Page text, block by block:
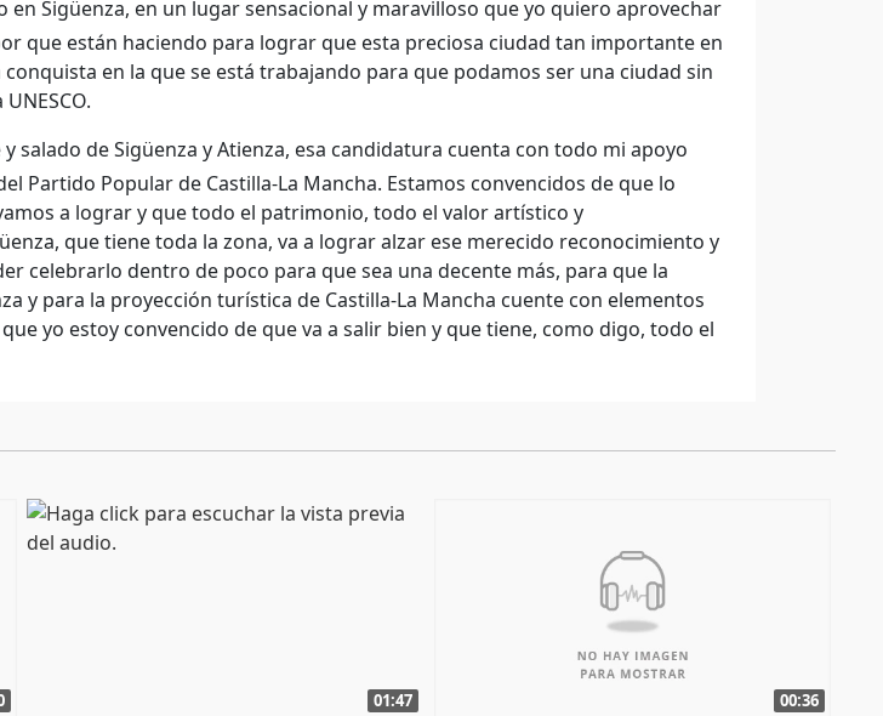
en Sigüenza, en un lugar sensacional y maravilloso que yo quiero aprovechar
que están haciendo para lograr que esta preciosa ciudad tan importante en
en la que se está trabajando para que podamos ser una ciudad sin
y salado de Sigüenza y Atienza, esa candidatura cuenta con todo mi apoyo
Partido Popular de Castilla-La Mancha. Estamos convencidos de que lo
a lograr y que todo el patrimonio, todo el valor artístico y
que tiene toda la zona, va a lograr alzar ese merecido reconocimiento y
celebrarlo dentro de poco para que sea una decente más, para que la
y para la proyección turística de Castilla-La Mancha cuente con elementos
yo estoy convencido de que va a salir bien y que tiene, como digo, todo el
01:47 00:36